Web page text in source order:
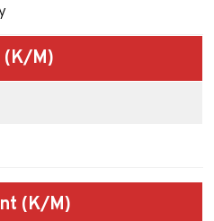
(K/M)
(K/M)